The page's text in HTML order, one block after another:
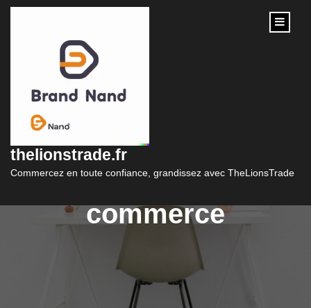
content
thelionstrade.fr
Commercez en toute confiance, grandissez avec TheLionsTrade
Guide pratique pour
ouvrir avec succès
votre site de e-
commerce